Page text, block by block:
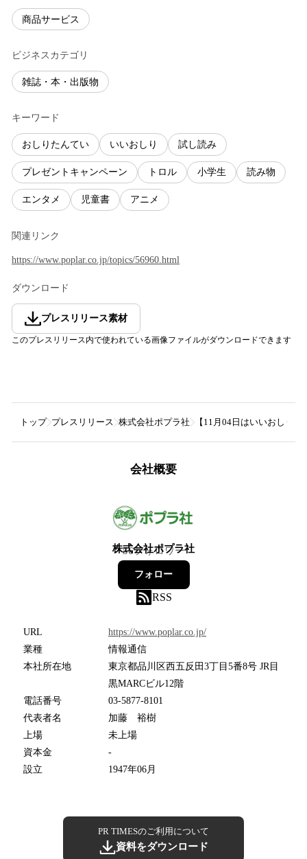
商品サービス
ビジネスカテゴリ
雑誌・本・出版物
キーワード
おしりたんてい いいおしり 試し読み
プレゼントキャンペーン トロル 小学生 読み物
エンタメ 児童書 アニメ
関連リンク
https://www.poplar.co.jp/topics/56960.html
ダウンロード
プレスリリース素材
このプレスリリース内で使われている画像ファイルがダウンロードできます
トップ プレスリリース 株式会社ポプラ社 【11月04日はいいおしり
会社概要
株式会社ポプラ社
56フォロワー
フォロー
RSS
URL
https://www.poplar.co.jp/
業種
情報通信
本社所在地
東京都品川区西五反田3丁目5番8号 JR目
黒MARCビル12階
電話番号
03-5877-8101
代表者名
加藤 裕樹
上場
未上場
資本金
-
設立
1947年06月
PR TIMESのご利用について
資料をダウンロード